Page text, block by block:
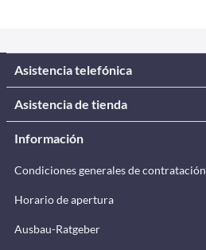
Asistencia telefónica
Asistencia de tienda
Información
Condiciones generales de contratación
Horario de apertura
Ausbau-Ratgeber